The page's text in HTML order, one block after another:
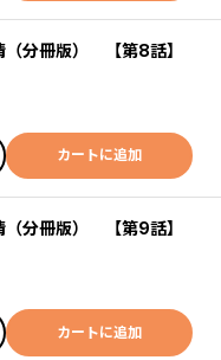
（分冊版） 【第8話】
カートに追加
（分冊版） 【第9話】
カートに追加